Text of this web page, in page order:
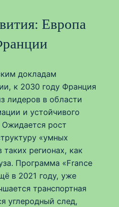
Европа
докладам
к 2030 году Франция
лидеров в области
и устойчивого
Ожидается рост
«умных
регионах, как
Программа «France
в 2021 году, уже
транспортная
углеродный след,